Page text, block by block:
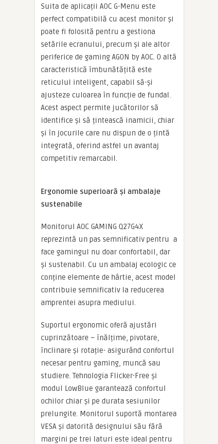
Suita de aplicații AOC G-Menu este
perfect compatibilă cu acest monitor și
poate fi folosită pentru a gestiona
setările ecranului, precum și ale altor
periferice de gaming AGON by AOC. O altă
caracteristică îmbunătățită este
reticulul inteligent, capabil să-și
ajusteze culoarea în funcție de fundal.
Acest aspect permite jucătorilor să
identifice și să țintească inamicii, chiar
și în jocurile care nu dispun de o țintă
integrată, oferind astfel un avantaj
competitiv remarcabil.
Ergonomie superioară și ambalaje
sustenabile
Monitorul AOC GAMING Q27G4X
reprezintă un pas semnificativ pentru a
face gamingul nu doar confortabil, dar
și sustenabil. Cu un ambalaj ecologic ce
conține elemente de hârtie, acest model
contribuie semnificativ la reducerea
amprentei asupra mediului.
Suportul ergonomic oferă ajustări
cuprinzătoare – înălțime, pivotare,
înclinare și rotație- asigurând confortul
necesar pentru gaming, muncă sau
studiere. Tehnologia Flicker-Free și
modul LowBlue garantează confortul
ochilor chiar și pe durata sesiunilor
prelungite. Monitorul suportă montarea
VESA și datorită designului său fără
margini pe trei laturi este ideal pentru